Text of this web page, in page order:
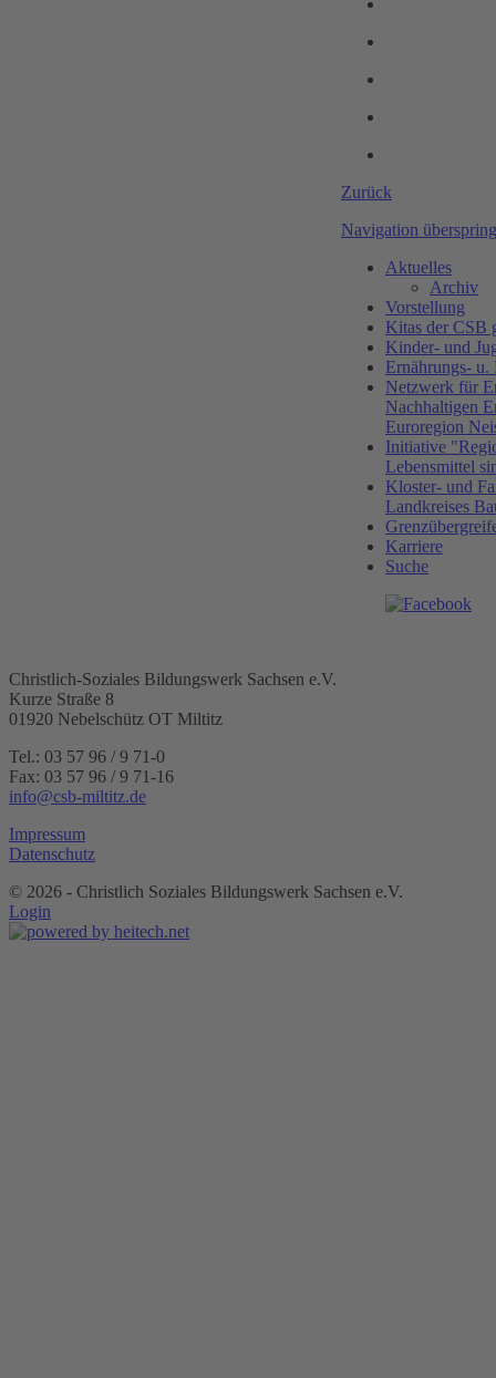
Zurück
Navigation
Aktuelles
Archiv
Vorstellung
Kitas der CSB
Kinder- und
Ernährungs- u.
Netzwerk für
Nachhaltigen
Euroregion
Initiative
Lebensmittel
Kloster- und
Landkreises
Karriere
Suche
Christlich-Soziales Bildungswerk Sachsen e.V.
Kurze Straße 8
01920 Nebelschütz OT Miltitz
Tel.: 03 57 96 / 9 71-0
Fax: 03 57 96 / 9 71-16
info@csb-miltitz.de
Impressum
Datenschutz
© 2026 - Christlich Soziales Bildungswerk Sachsen e.V.
Login